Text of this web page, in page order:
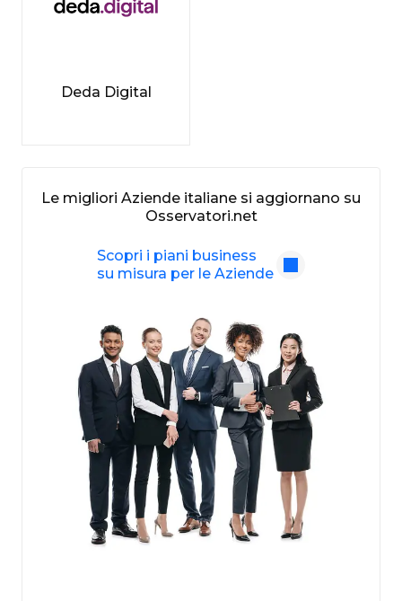
Le migliori Aziende italiane si aggiornano su
Osservatori.net
Scopri i piani business
su misura per le Aziende
Deda Digital